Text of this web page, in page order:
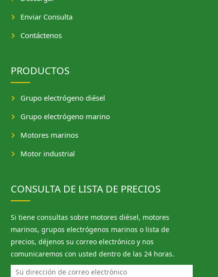
Enviar Consulta
Contáctenos
PRODUCTOS
Grupo electrógeno diésel
Grupo electrógeno marino
Motores marinos
Motor industrial
CONSULTA DE LISTA DE PRECIOS
Si tiene consultas sobre motores diésel, motores
marinos, grupos electrógenos marinos o lista de
precios, déjenos su correo electrónico y nos
comunicaremos con usted dentro de las 24 horas.